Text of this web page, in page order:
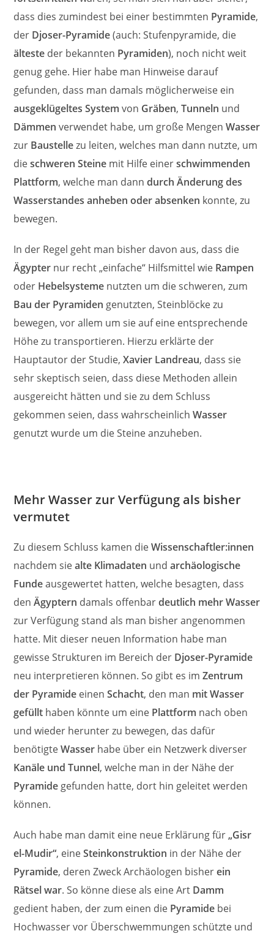
dass dies zumindest bei einer bestimmten Pyramide,
der Djoser-Pyramide(auch: Stufenpyramide, die
älteste der bekannten Pyramiden), noch nicht weit
genug gehe. Hier habe man Hinweise darauf
gefunden, dass man damals möglicherweise ein
ausgeklügeltes System von Gräben,Tunneln und
Dämmen verwendet habe, um große MengenWasser
zur Baustellezu leiten, welches man dann nutzte, um
dieschweren Steine mit Hilfe einerschwimmenden
Plattform, welche man danndurch Änderung des
Wasserstandes anheben oder absenken konnte, zu
bewegen.
In der Regel geht man bisher davon aus, dass die
Ägypter nur recht „einfache“ Hilfsmittel wie Rampen
oder Hebelsysteme nutzten um die schweren, zum
Bau der Pyramiden genutzten, Steinblöcke zu
bewegen, vor allem um sie auf eine entsprechende
Höhe zu transportieren. Hierzu erklärte der
Hauptautor der Studie,Xavier Landreau, dass sie
sehr skeptisch seien, dass diese Methoden allein
ausgereicht hätten und sie zu dem Schluss
gekommen seien, dass wahrscheinlichWasser
genutzt wurde um die Steine anzuheben.
Mehr Wasser zur Verfügung als bisher
vermutet
Zu diesem Schluss kamen dieWissenschaftler:innen
nachdem siealte Klimadaten undarchäologische
Fundeausgewertet hatten, welche besagten, dass
denÄgyptern damals offenbardeutlich mehr Wasser
zur Verfügung stand als man bisher angenommen
hatte. Mit dieser neuen Information habe man
gewisse Strukturen im Bereich der Djoser-Pyramide
neu interpretieren können. So gibt es imZentrum
der Pyramide einenSchacht, den man mit Wasser
gefüllt haben könnte um eine Plattform nach oben
und wieder herunter zu bewegen, das dafür
benötigteWasser habe über ein Netzwerk diverser
Kanäle und Tunnel, welche man in der Nähe der
Pyramide gefunden hatte, dort hin geleitet werden
können.
Auch habe man damit eine neue Erklärung für„Gisr
el-Mudir“, eineSteinkonstruktion in der Nähe der
Pyramide, deren Zweck Archäologen bisherein
Rätsel war. So könne diese als eine Art Damm
gedient haben, der zum einen die Pyramide bei
Hochwasser vor Überschwemmungen schützte und